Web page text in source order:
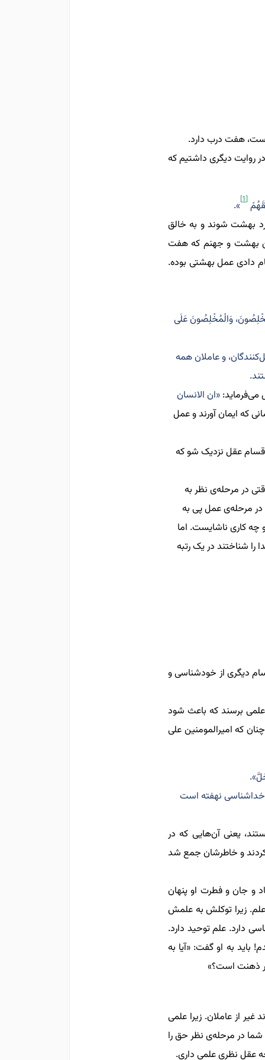
،هفت درب دارد.
دیگری داشتیم که
[1]
».
بهشت شوند و به خالق
بهشت و جهنم که هفت
دادی عمل بهشتی بوده.
وَالْمُخْلِصُونَ عَلَى
و عاملان همه
می‌‌فرماید:«ان الانسان
که ایمان آورند و عمل
عقل نزدیک شو که
در مرحلهی نظر به
در مرحله‌ی عمل پی به
کاری ناشایست. اما
شناختند در یک رتبه
دیگری از خودشناسی و
برسند که باعث شود
که امیرالمومنین علی
خداشناسی نهفته است
یعنی آن‌هایی که در
و خاطرشان جمع شد
و جان و فطرت او پنهان
زیرا توکلش به علمش
دارد. علم توحید دارد.
باید به او گفت: «آیا به
ذهنت است؟»
غیر از عاملان. زیرا علمی
شما در مرحله‌ی نظر حق را
عقل نظری علمی داری.